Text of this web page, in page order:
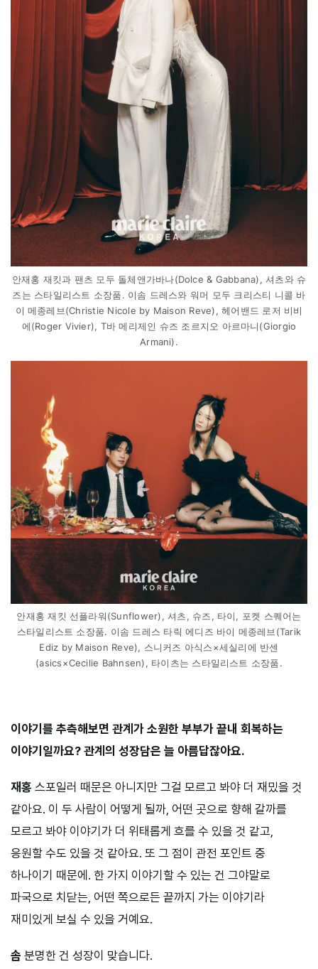
안재홍 재킷과 팬츠 모두 돌체앤가바나(Dolce & Gabbana), 셔츠와 슈
즈는 스타일리스트 소장품. 이솜 드레스와 워머 모두 크리스티 니콜 바
이 메종레브(Christie Nicole by Maison Reve), 헤어밴드 로저 비비
에(Roger Vivier), T바 메리제인 슈즈 조르지오 아르마니(Giorgio
Armani).
안재홍 재킷 선플라워(Sunflower), 셔츠, 슈즈, 타이, 포켓 스퀘어는
스타일리스트 소장품. 이솜 드레스 타릭 에디즈 바이 메종레브(Tarik
Ediz by Maison Reve), 스니커즈 아식스×세실리에 반센
(asics×Cecilie Bahnsen), 타이츠는 스타일리스트 소장품.
이야기를 추측해보면 관계가 소원한 부부가 끝내 회복하는
이야기일까요? 관계의 성장담은 늘 아름답잖아요.
재홍 스포일러 때문은 아니지만 그걸 모르고 봐야 더 재밌을 것
같아요. 이 두 사람이 어떻게 될까, 어떤 곳으로 향해 갈까를
모르고 봐야 이야기가 더 위태롭게 흐를 수 있을 것 같고,
응원할 수도 있을 것 같아요. 또 그 점이 관전 포인트 중
하나이기 때문에. 한 가지 이야기할 수 있는 건 그야말로
파국으로 치닫는, 어떤 쪽으로든 끝까지 가는 이야기라
재미있게 보실 수 있을 거예요.
솜 분명한 건 성장이 맞습니다.